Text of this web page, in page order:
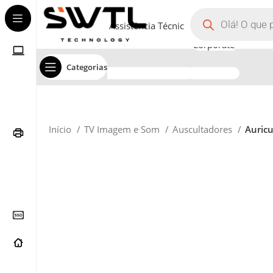
Categorias
Assistência Técnica
Corporate
Início TV Imagem e Som Auscultadores